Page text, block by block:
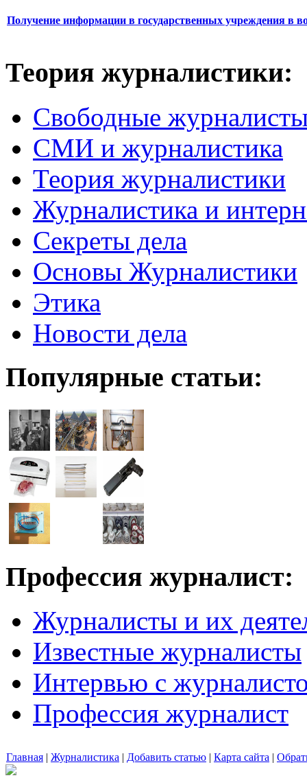
Получение информации в государственных учреждения в
Теория журналистики:
Свободные
СМИ и журналистика
Теория журналистики
Журналистика и
Секреты дела
Основы Журналистики
Этика
Новости дела
Популярные статьи:
Профессия журналист:
Журналисты и их
Известные журналисты
Интервью с
Профессия журналист
Главная | Журналистика | Добавить статью | Карта сайта |